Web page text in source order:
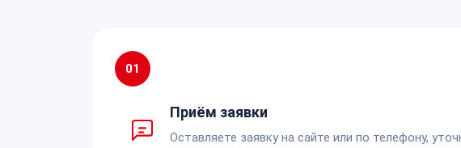
01
Приём заявки
Оставляете заявку на сайте или по телефону,